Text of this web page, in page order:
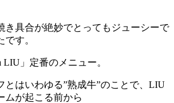
き具合が絶妙でとってもジューシーで
す。
LIU」定番のメニュー。
とはいわゆる”熟成牛”のことで、LIU
ムが起こる前から